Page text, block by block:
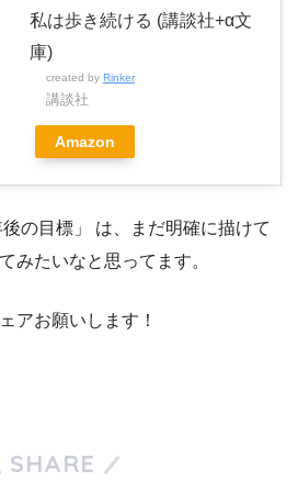
私は歩き続ける (講談社+α文
庫)
created by Rinker
講談社
Amazon
後の目標」 は、まだ明確に描けて
みたいなと思ってます。
アお願いします！
SHARE